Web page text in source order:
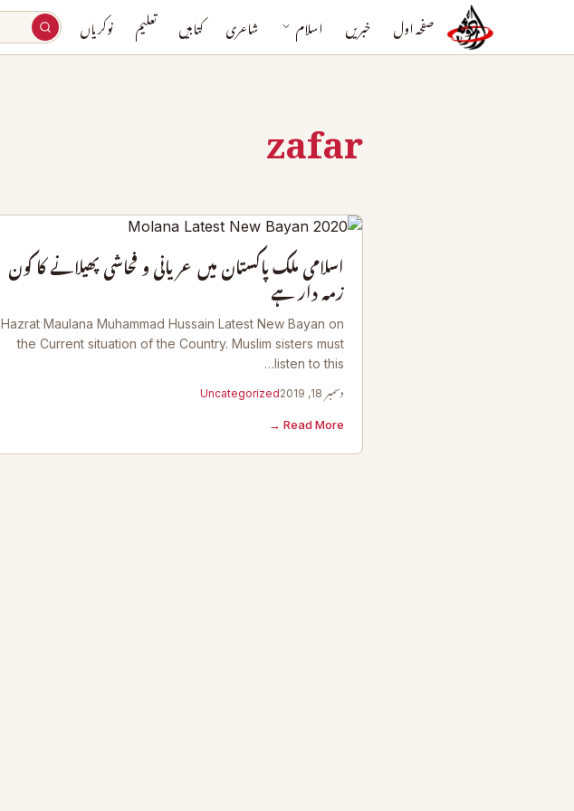
صفحہ اول خبریں اسلام شاعری کتابیں تعلیم نوکریاں
zafar
اسلامی ملک پاکستان میں عریانی و فحاشی پھیلانے کا کون
زمہ دار ہے
Hazrat Maulana Muhammad Hussain Latest New Bayan on
the Current situation of the Country. Muslim sisters must
listen to this…
دسمبر 18, 2019 Uncategorized
Read More →